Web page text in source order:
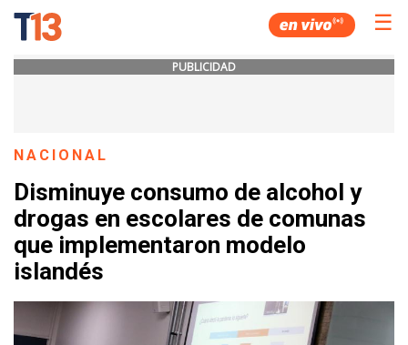
☰
PUBLICIDAD
NACIONAL
Disminuye consumo de alcohol y
drogas en escolares de comunas
que implementaron modelo
islandés